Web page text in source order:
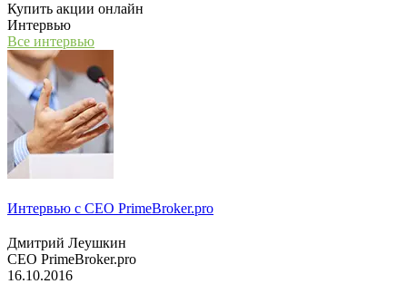
Купить акции онлайн
Интервью
Все интервью
Интервью с СЕО PrimeBroker.pro
Дмитрий Леушкин
СЕО PrimeBroker.pro
16.10.2016